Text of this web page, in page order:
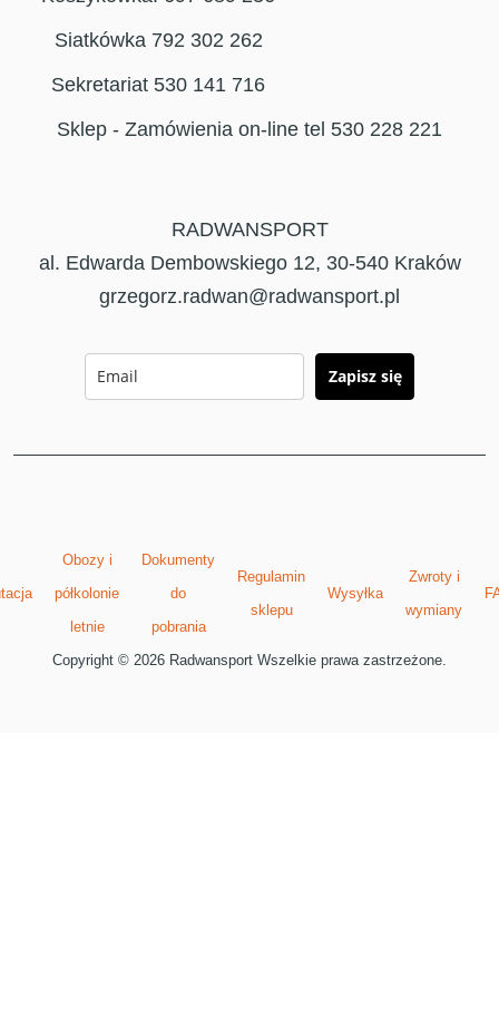
Siatkówka 792 302 262
Sekretariat 530 141 716
Sklep - Zamówienia on-line tel 530 228 221
RADWANSPORT
al. Edwarda Dembowskiego 12, 30-540 Kraków
grzegorz.radwan@radwansport.pl
Zapisz się
Obozy i
półkolonie
letnie
Dokumenty
do
pobrania
Regulamin
sklepu
Wysyłka
Zwroty i
wymiany
Copyright © 2026 Radwansport Wszelkie prawa zastrzeżone.